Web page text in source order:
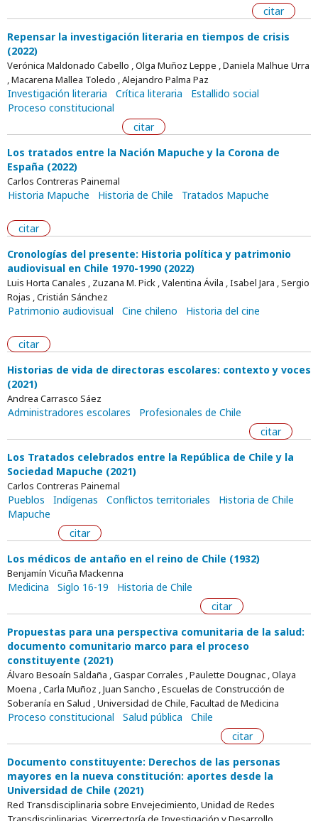
citar
Repensar la investigación literaria en tiempos de crisis
(2022)
Verónica Maldonado Cabello , Olga Muñoz Leppe , Daniela Malhue Urra
, Macarena Mallea Toledo , Alejandro Palma Paz
Investigación literaria Crítica literaria
Estallido social
Proceso constitucional
citar
Los tratados entre la Nación Mapuche y la Corona de
España (2022)
Carlos Contreras Painemal
Historia Mapuche Historia de Chile Tratados Mapuche
citar
Cronologías del presente: Historia política y patrimonio
audiovisual en Chile 1970-1990 (2022)
Luis Horta Canales , Zuzana M. Pick , Valentina Ávila , Isabel Jara , Sergio
Rojas , Cristián Sánchez
Patrimonio audiovisual Cine chileno Historia del cine
citar
Historias de vida de directoras escolares: contexto y voces
(2021)
Andrea Carrasco Sáez
Administradores escolares
Profesionales de Chile
citar
Los Tratados celebrados entre la República de Chile y la
Sociedad Mapuche (2021)
Carlos Contreras Painemal
Pueblos Indígenas Conflictos territoriales
Historia de Chile
Mapuche
citar
Los médicos de antaño en el reino de Chile (1932)
Benjamín Vicuña Mackenna
Medicina Siglo 16-19
Historia de Chile
citar
Propuestas para una perspectiva comunitaria de la salud:
documento comunitario marco para el proceso
constituyente (2021)
Álvaro Besoaín Saldaña , Gaspar Corrales , Paulette Dougnac , Olaya
Moena , Carla Muñoz , Juan Sancho , Escuelas de Construcción de
Soberanía en Salud , Universidad de Chile, Facultad de Medicina
Proceso constitucional Salud pública
Chile
citar
Documento constituyente: Derechos de las personas
mayores en la nueva constitución: aportes desde la
Universidad de Chile (2021)
Red Transdisciplinaria sobre Envejecimiento, Unidad de Redes